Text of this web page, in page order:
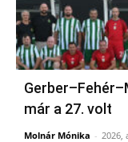
már a 27. volt
Molnár Mónika - 2026,